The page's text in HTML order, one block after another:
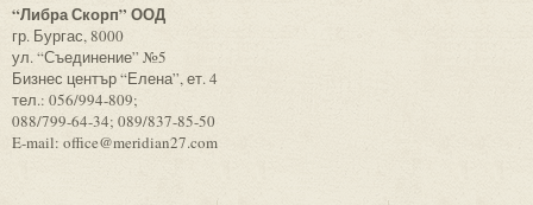
“Либра Скорп” ООД
гр. Бургас, 8000
ул. “Съединение” №5
Бизнес център “Елена”, ет. 4
тел.: 056/994-809;
088/799-64-34; 089/837-85-50
E-mail: office@meridian27.com